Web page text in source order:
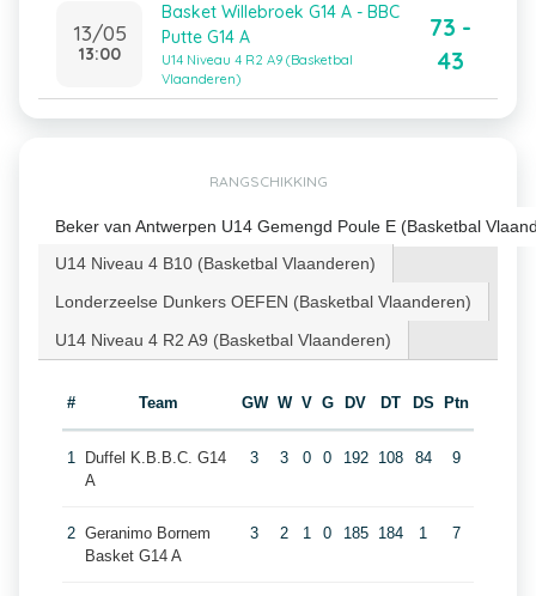
13/05
13:00
Basket Willebroek G14 A - BBC
Putte G14 A
U14 Niveau 4 R2 A9 (Basketbal
Vlaanderen)
73 -
43
RANGSCHIKKING
Beker van Antwerpen U14 Gemengd Poule E (Basketbal
U14 Niveau 4 B10 (Basketbal Vlaanderen)
Londerzeelse Dunkers OEFEN (Basketbal Vlaanderen)
U14 Niveau 4 R2 A9 (Basketbal Vlaanderen)
# Team GW W V G DV DT DS Ptn
1
Duffel K.B.B.C. G14
A
3 3 0 0 192 108 84 9
2 Geranimo Bornem
Basket G14 A
3 2 1 0 185 184 1 7